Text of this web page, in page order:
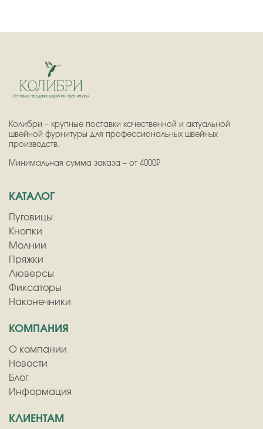
Колибри – крупные поставки качественной и актуальной
швейной фурнитуры для профессиональных швейных
производств.
Минимальная сумма заказа – от 4000₽
КАТАЛОГ
Пуговицы
Кнопки
Молнии
Пряжки
Люверсы
Фиксаторы
Наконечники
КОМПАНИЯ
О компании
Новости
Блог
Информация
КЛИЕНТАМ